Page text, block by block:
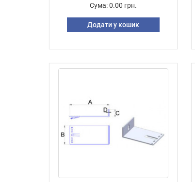
Сума: 0.00 грн.
Додати у кошик